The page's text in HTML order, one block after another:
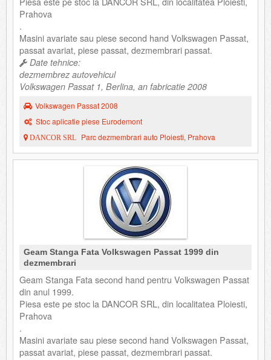
Prahova
.
Masini avariate sau piese second hand Volkswagen Passat,
passat avariat, piese passat, dezmembrari passat.
Date tehnice:
dezmembrez autovehicul
Volkswagen Passat 1, Berlina, an fabricatie 2008
Volkswagen Passat 2008
Stoc aplicatie piese Eurodemont
DANCOR SRL Parc dezmembrari auto Ploiesti, Prahova
Geam Stanga Fata Volkswagen Passat 1999 din
dezmembrari
Geam Stanga Fata second hand pentru Volkswagen Passat
din anul 1999.
Piesa este pe stoc la DANCOR SRL, din localitatea Ploiesti,
Prahova
.
Masini avariate sau piese second hand Volkswagen Passat,
passat avariat, piese passat, dezmembrari passat.